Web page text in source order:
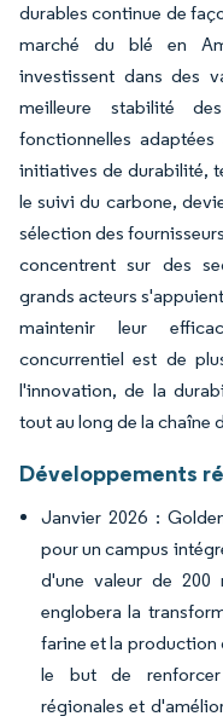
durables continue de
marché du blé en
investissent dans des
meilleure stabilité
fonctionnelles
initiatives de durabilité,
le suivi du carbone,
sélection des
concentrent sur des
grands acteurs
maintenir leur
concurrentiel est de
l'innovation, de la
tout au long de la chaîne
Développements
Janvier 2026 :
pour un campus
d'une valeur de 200
englobera la
farine et la production
le but de renforcer
régionales et